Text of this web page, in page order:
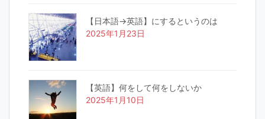
【日本語→英語】にするというのは
2025年1月23日
【英語】何をして何をしないか
2025年1月10日